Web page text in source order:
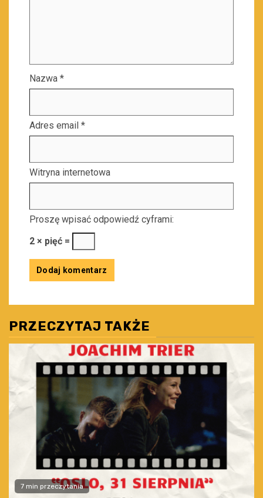
Nazwa *
Adres email *
Witryna internetowa
Proszę wpisać odpowiedź cyframi:
2 × pięć =
PRZECZYTAJ TAKŻE
7 min przeczytania